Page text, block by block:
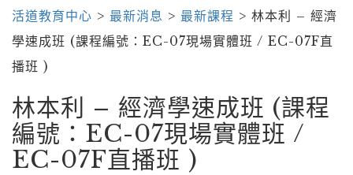
活道教育中心 > 最新消息 > 最新課程 > 林本利 – 經濟
學速成班 (課程編號：EC-07現場實體班 / EC-07F直
播班 )
林本利 – 經濟學速成班 (課程
編號：EC-07現場實體班 /
EC-07F直播班 )